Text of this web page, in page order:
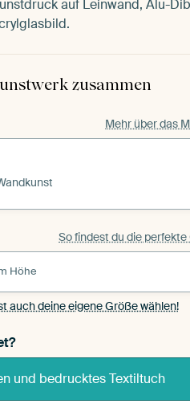
auf Leinwand, Alu-
zusammen
Mehr über das
So findest du die
Höhe
auch deine eigene Größe wählen!
und bedrucktes Textiltuch